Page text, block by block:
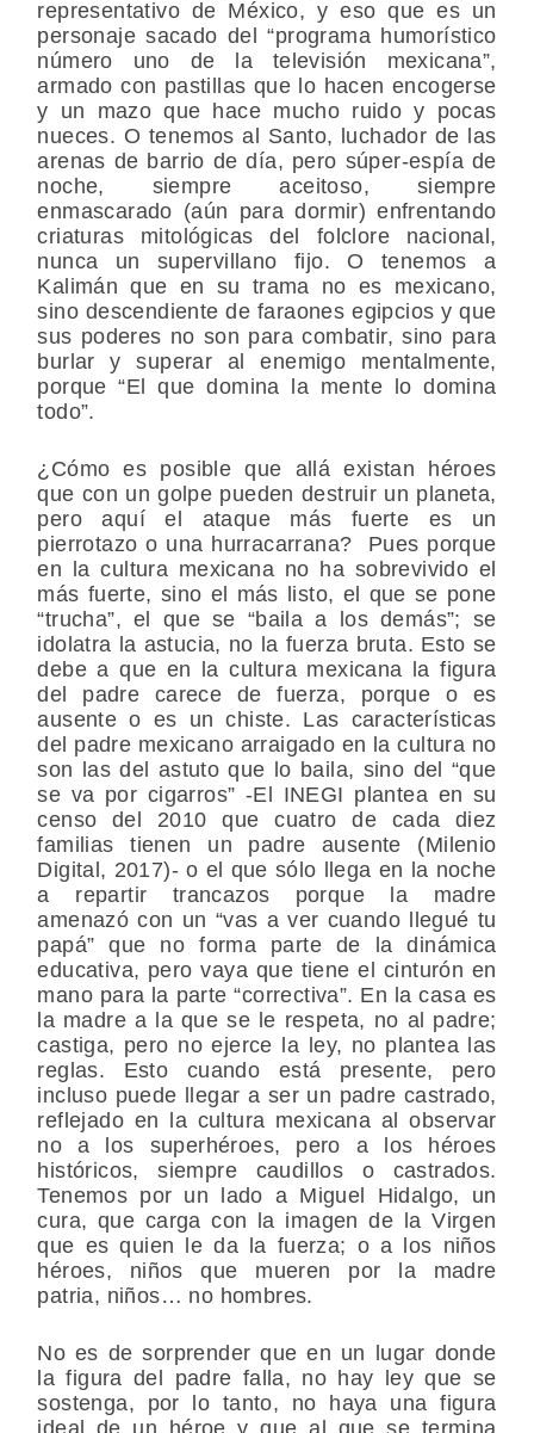
representativo de México, y eso que es un
personaje sacado del “programa humorístico
número uno de la televisión mexicana”,
armado con pastillas que lo hacen encogerse
y un mazo que hace mucho ruido y pocas
nueces. O tenemos al Santo, luchador de las
arenas de barrio de día, pero súper-espía de
noche, siempre aceitoso, siempre
enmascarado (aún para dormir) enfrentando
criaturas mitológicas del folclore nacional,
nunca un supervillano fijo. O tenemos a
Kalimán que en su trama no es mexicano,
sino descendiente de faraones egipcios y que
sus poderes no son para combatir, sino para
burlar y superar al enemigo mentalmente,
porque “El que domina la mente lo domina
todo”.
¿Cómo es posible que allá existan héroes
que con un golpe pueden destruir un planeta,
pero aquí el ataque más fuerte es un
pierrotazo o una hurracarrana? Pues porque
en la cultura mexicana no ha sobrevivido el
más fuerte, sino el más listo, el que se pone
“trucha”, el que se “baila a los demás”; se
idolatra la astucia, no la fuerza bruta. Esto se
debe a que en la cultura mexicana la figura
del padre carece de fuerza, porque o es
ausente o es un chiste. Las características
del padre mexicano arraigado en la cultura no
son las del astuto que lo baila, sino del “que
se va por cigarros” -El INEGI plantea en su
censo del 2010 que cuatro de cada diez
familias tienen un padre ausente (Milenio
Digital, 2017)- o el que sólo llega en la noche
a repartir trancazos porque la madre
amenazó con un “vas a ver cuando llegué tu
papá” que no forma parte de la dinámica
educativa, pero vaya que tiene el cinturón en
mano para la parte “correctiva”. En la casa es
la madre a la que se le respeta, no al padre;
castiga, pero no ejerce la ley, no plantea las
reglas. Esto cuando está presente, pero
incluso puede llegar a ser un padre castrado,
reflejado en la cultura mexicana al observar
no a los superhéroes, pero a los héroes
históricos, siempre caudillos o castrados.
Tenemos por un lado a Miguel Hidalgo, un
cura, que carga con la imagen de la Virgen
que es quien le da la fuerza; o a los niños
héroes, niños que mueren por la madre
patria, niños… no hombres.
No es de sorprender que en un lugar donde
la figura del padre falla, no hay ley que se
sostenga, por lo tanto, no haya una figura
ideal de un héroe y que al que se termina